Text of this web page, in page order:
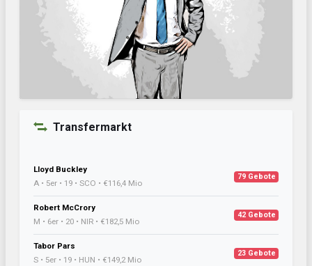
Transfermarkt
Lloyd Buckley
A • 5er • 19 • SCO • €116,4 Mio
79 Gebote
Robert McCrory
M • 6er • 20 • NIR • €182,5 Mio
42 Gebote
Tabor Pars
S • 5er • 19 • HUN • €149,2 Mio
23 Gebote